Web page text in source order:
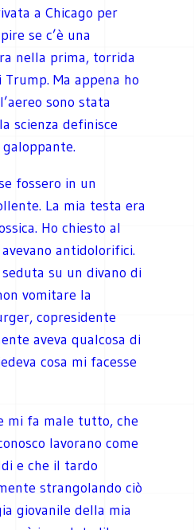
a Chicago per
se c’è una
nella prima, torrida
Ma appena ho
sono stata
scienza definisce
fossero in un
La mia testa era
Ho chiesto al
antidolorifici.
su un divano di
vomitare la
copresidente
aveva qualcosa di
cosa mi facesse
mi fa male tutto, che
lavorano come
e che il tardo
strangolando ciò
giovanile della mia